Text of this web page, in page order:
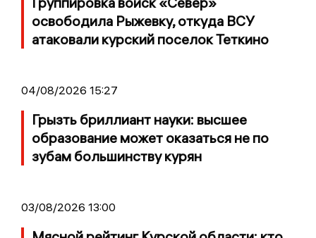
освободила Рыжевку, откуда ВСУ
атаковали курский поселок Теткино
04/08/2026 15:27
Грызть бриллиант науки: высшее
образование может оказаться не по
зубам большинству курян
03/08/2026 13:00